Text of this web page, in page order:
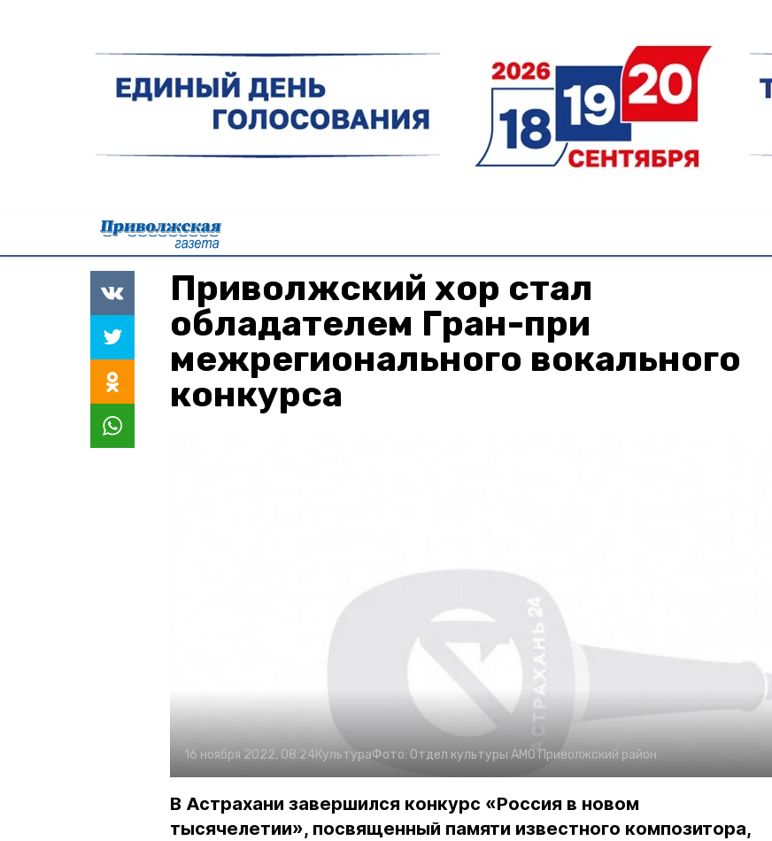
Приволжский хор стал
обладателем Гран-при
межрегионального вокального
конкурса
16 ноября 2022, 08:24КультураФото: Отдел культуры АМО Приволжский район
В Астрахани завершился конкурс «Россия в новом
тысячелетии», посвященный памяти известного композитора,